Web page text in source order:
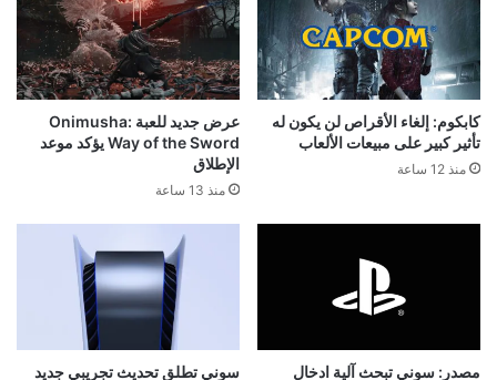
كابكوم: إلغاء الأقراص لن يكون له
تأثير كبير على مبيعات الألعاب
منذ 12 ساعة
عرض جديد للعبة Onimusha:
Way of the Sword يؤكد موعد
الإطلاق
منذ 13 ساعة
مصدر: سوني تبحث آلية ادخال سوني تطلق تحديث تجريبي جديد